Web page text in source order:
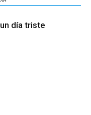
día triste